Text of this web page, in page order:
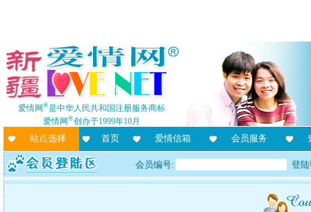
爱情网®是中华人民共和国注册服务商标
爱情网®创办于1999年10月
站点选择 首页 爱情信箱 会员服务
会员编号: 登